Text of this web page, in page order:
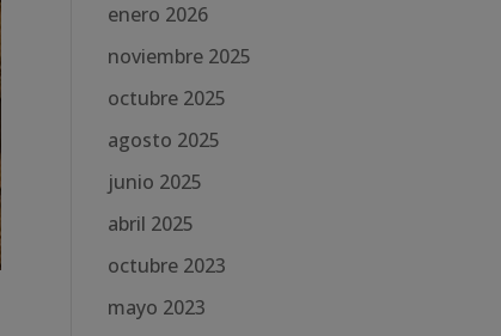
enero 2026
noviembre 2025
octubre 2025
agosto 2025
junio 2025
abril 2025
octubre 2023
mayo 2023